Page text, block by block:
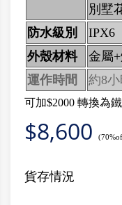
別墅
防水級別
IPX6
外殼材料
金屬
運作時間
約8
可加$2000 轉換為
$8,600
貨存情況